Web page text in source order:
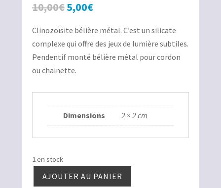
10,00€Le
initial
était :
10,00€.
5,00€Le
actuel
est :
5,00€.
Clinozoïsite bélière métal. C’est un silicate
complexe qui offre des jeux de lumière subtiles.
Pendentif monté bélière métal pour cordon
ou chainette.
Dimensions 2 × 2 cm
1 en stock
quantité
AJOUTER AU PANIER